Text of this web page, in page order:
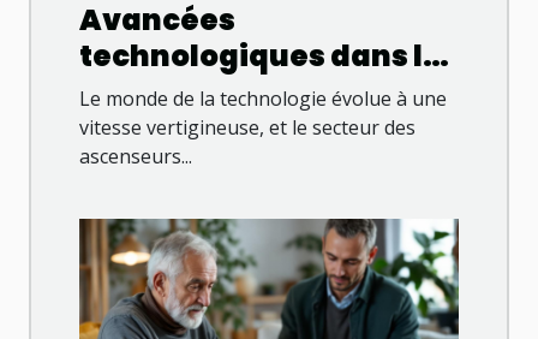
Avancées
technologiques dans les
ascenseurs
domestiques pour
l'autonomie à domicile
Le monde de la technologie évolue à une
vitesse vertigineuse, et le secteur des
ascenseurs...